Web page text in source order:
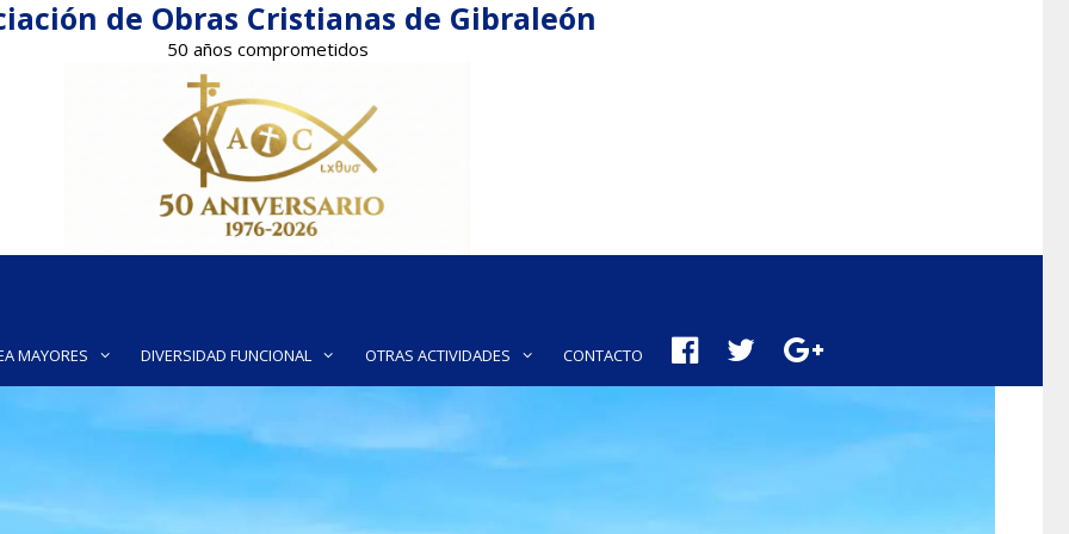
de Obras Cristianas de Gibraleón
50 años comprometidos
MAYORES DIVERSIDAD FUNCIONAL OTRAS ACTIVIDADES CONTACTO